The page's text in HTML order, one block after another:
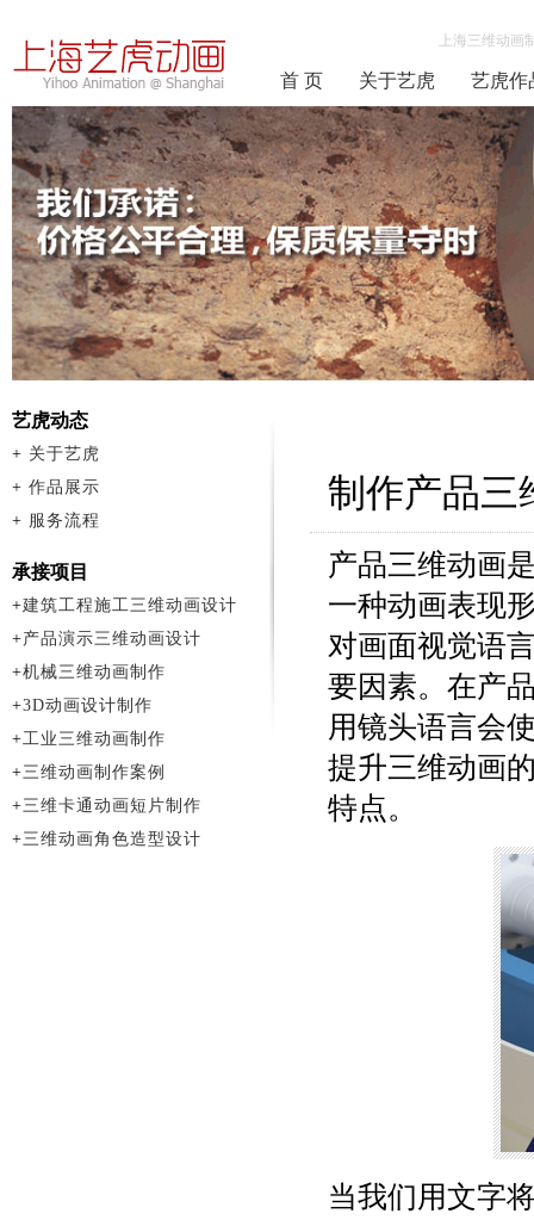
上海三维动
首 页 关于艺虎 艺虎作
制作产品三
产品三维动画
一种动画表现
对画面视觉语
要因素。在产
用镜头语言会
提升三维动画
特点。
当我们用文字
艺虎动态
+ 关于艺虎
+ 作品展示
+ 服务流程
承接项目
+建筑工程施工三维动画设计
+产品演示三维动画设计
+机械三维动画制作
+3D动画设计制作
+工业三维动画制作
+三维动画制作案例
+三维卡通动画短片制作
+三维动画角色造型设计